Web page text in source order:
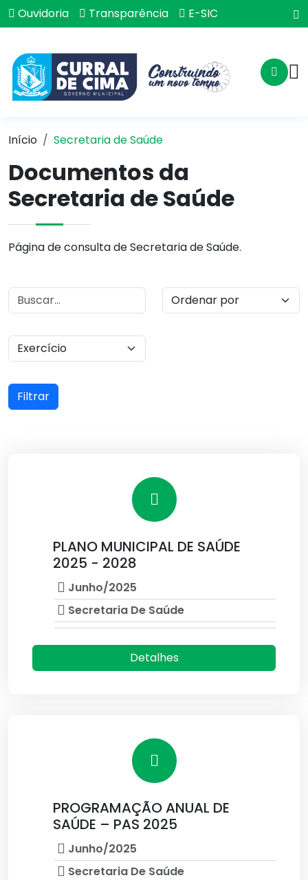
Ouvidoria Transparência E-SIC
Início Secretaria de Saúde
Documentos da
Secretaria de Saúde
Página de consulta de Secretaria de Saúde.
Filtrar
PLANO MUNICIPAL DE SAÚDE
2025 - 2028
Junho/2025
Secretaria De Saúde
Detalhes
PROGRAMAÇÃO ANUAL DE
SAÚDE – PAS 2025
Junho/2025
Secretaria De Saúde